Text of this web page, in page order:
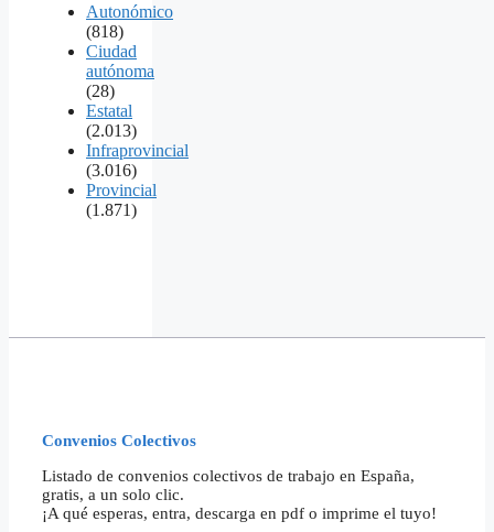
Autonómico
(818)
Ciudad
autónoma
(28)
Estatal
(2.013)
Infraprovincial
(3.016)
Provincial
(1.871)
Convenios Colectivos
Listado de convenios colectivos de trabajo en España,
gratis, a un solo clic.
¡A qué esperas, entra, descarga en pdf o imprime el tuyo!